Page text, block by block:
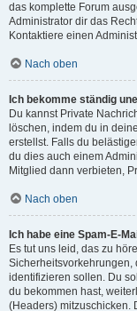
das komplette Forum
Administrator dir das
Kontaktiere einen
Nach oben
Ich bekomme ständig
Du kannst Private
löschen, indem du in
erstellst. Falls du
du dies auch einem
Mitglied dann verbieten,
Nach oben
Ich habe eine Spam-E-
Es tut uns leid, das zu
Sicherheitsvorkehrungen,
identifizieren sollen. Du
du bekommen hast,
(Headers) mitzuschicken.